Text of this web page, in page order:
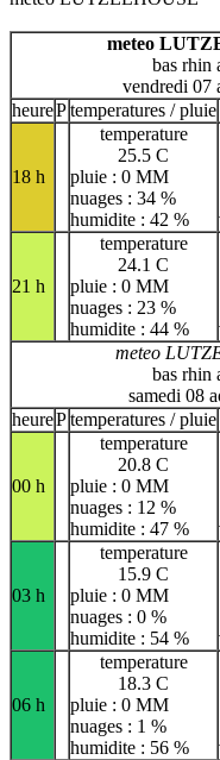
meteo
bas rhin
vendredi 07
heurePtemperatures / pluie
18 h
temperature
25.5 C
pluie : 0 MM
nuages : 34 %
humidite : 42 %
21 h
temperature
24.1 C
pluie : 0 MM
nuages : 23 %
humidite : 44 %
meteo
bas rhin
samedi 08
heurePtemperatures / pluie
00 h
temperature
20.8 C
pluie : 0 MM
nuages : 12 %
humidite : 47 %
03 h
temperature
15.9 C
pluie : 0 MM
nuages : 0 %
humidite : 54 %
06 h
temperature
18.3 C
pluie : 0 MM
nuages : 1 %
humidite : 56 %